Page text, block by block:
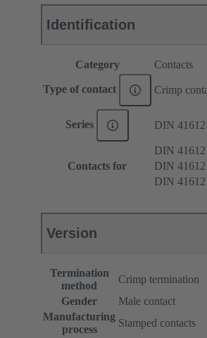
Identification
Category Contacts
Type of contact Crimp
Series DIN 41612
Contacts for
DIN
DIN 41612
DIN 41612
Version
Termination
method
Crimp termination
Gender
Male contact
Manufacturing
process
Stamped contacts